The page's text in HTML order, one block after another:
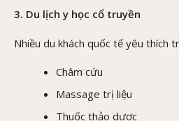
3. Du lịch y học cổ truyền
Nhiều du khách quốc tế yêu thích
Châm cứu
Massage trị liệu
Thuốc thảo dược